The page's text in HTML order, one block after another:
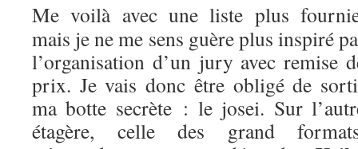
Me voilà avec une liste plus
mais je ne me sens guère plus inspiré
l’organisation d’un jury avec remise
prix. Je vais donc être obligé de
ma botte secrète : le josei. Sur
étagère, celle des grand